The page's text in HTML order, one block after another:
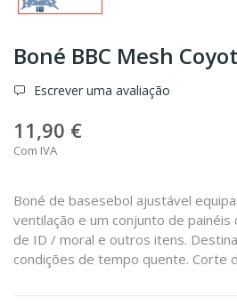
Boné BBC Mesh
Escrever uma avaliação
11,90 €
Com IVA
Boné de basesebol ajustável
ventilação e um conjunto de painéis
de ID / moral e outros itens.
condições de tempo quente. Corte